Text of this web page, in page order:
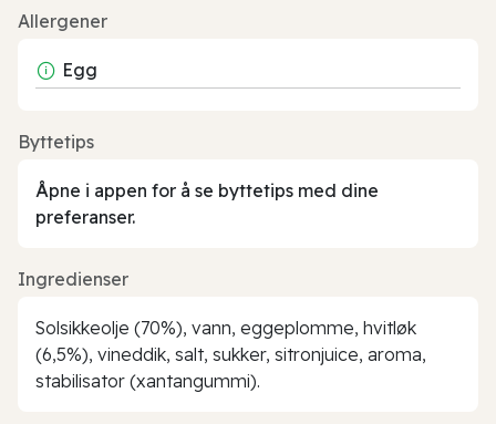
Allergener
Egg
Byttetips
Åpne i appen for å se byttetips med dine
preferanser.
Ingredienser
Solsikkeolje (70%), vann, eggeplomme, hvitløk
(6,5%), vineddik, salt, sukker, sitronjuice, aroma,
stabilisator (xantangummi).